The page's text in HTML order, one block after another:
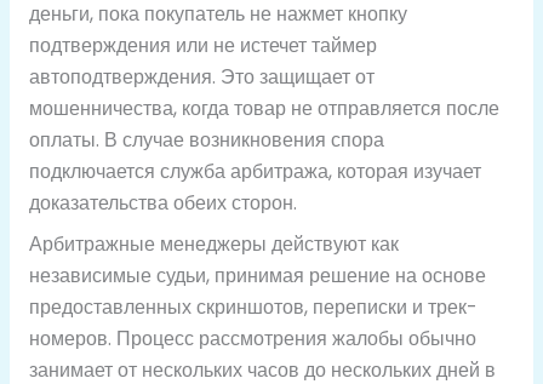
деньги, пока покупатель не нажмет кнопку
подтверждения или не истечет таймер
автоподтверждения. Это защищает от
мошенничества, когда товар не отправляется после
оплаты. В случае возникновения спора
подключается служба арбитража, которая изучает
доказательства обеих сторон.
Арбитражные менеджеры действуют как
независимые судьи, принимая решение на основе
предоставленных скриншотов, переписки и трек-
номеров. Процесс рассмотрения жалобы обычно
занимает от нескольких часов до нескольких дней в